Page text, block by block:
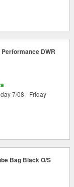
DWR
7/08 - Friday
Bag Black O/S